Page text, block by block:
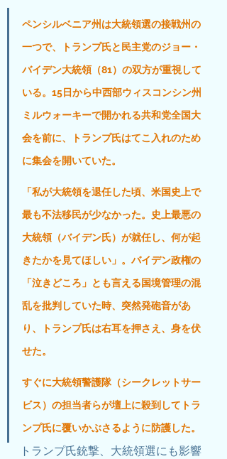
ペンシルベニア州は大統領選の接戦州の
一つで、トランプ氏と民主党のジョー・
バイデン大統領（81）の双方が重視して
いる。15日から中西部ウィスコンシン州
ミルウォーキーで開かれる共和党全国大
会を前に、トランプ氏はてこ入れのため
に集会を開いていた。
「私が大統領を退任した頃、米国史上で
最も不法移民が少なかった。史上最悪の
大統領（バイデン氏）が就任し、何が起
きたかを見てほしい」。バイデン政権の
「泣きどころ」とも言える国境管理の混
乱を批判していた時、突然発砲音があ
り、トランプ氏は右耳を押さえ、身を伏
せた。
すぐに大統領警護隊（シークレットサー
ビス）の担当者らが壇上に殺到してトラ
ンプ氏に覆いかぶさるように防護した。
トランプ氏銃撃、大統領選にも影響